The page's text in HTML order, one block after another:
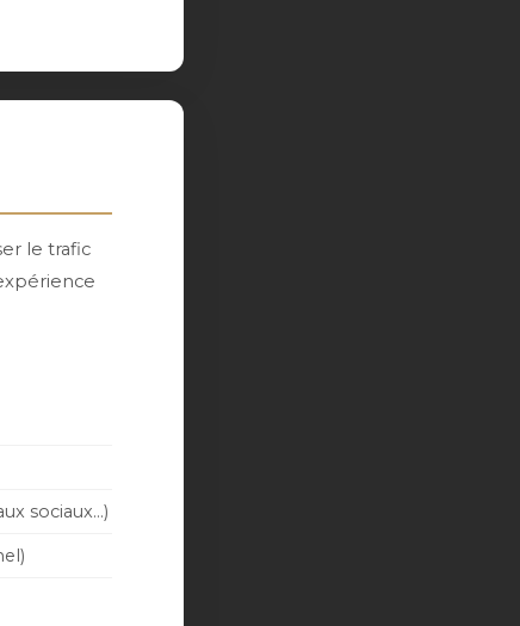
le trafic
sociaux…)